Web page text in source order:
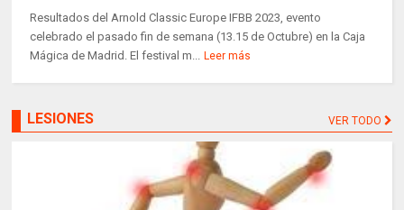
Resultados del Arnold Classic Europe IFBB 2023, evento
celebrado el pasado fin de semana (13.15 de Octubre) en la Caja
Mágica de Madrid. El festival m...
Leer más
LESIONES VER TODO